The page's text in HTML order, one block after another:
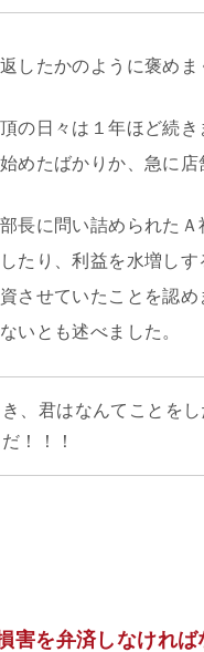
したかのように褒めま
の日々は１年ほど続
めたばかりか、急に
長に問い詰められた
たり、利益を水増し
させていたことを認
いとも述べました。
き、君はなんてことを
だ！！！
害を弁済しなければ